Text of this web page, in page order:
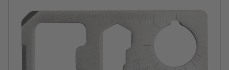
Graveerpositie: Aan één kant